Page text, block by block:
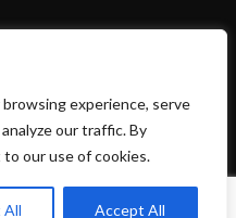
experience, serve
our traffic. By
our use of cookies.
All Accept All